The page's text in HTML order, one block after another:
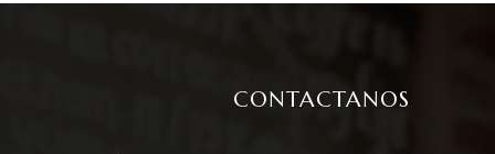
CONTACTANOS